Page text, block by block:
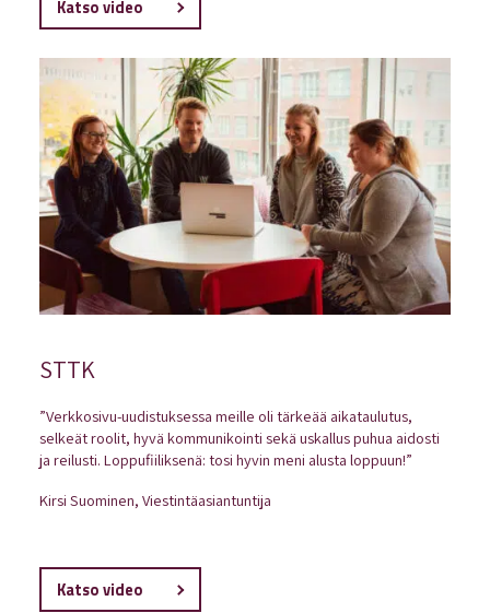
Katso video
STTK
”Verkkosivu-uudistuksessa meille oli tärkeää aikataulutus,
selkeät roolit, hyvä kommunikointi sekä uskallus puhua aidosti
ja reilusti. Loppufiiliksenä: tosi hyvin meni alusta loppuun!”
Kirsi Suominen, Viestintäasiantuntija
Katso video